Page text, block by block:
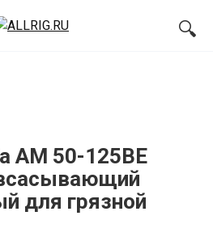
AM 50-125BE
для грязной